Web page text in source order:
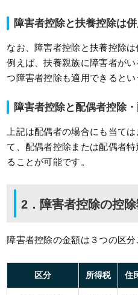
障害者控除と扶養控除は
なお、障害者控除と扶養控除は
例えば、扶養親族に障害者が
つ障害者控除も適用できるとい
障害者控除と配偶者控除
上記は配偶者の場合にも当て
て、配偶者控除または配偶者
ることが可能です。
2．障害者控除の控
障害者控除の金額は３つの区分
区分 所得税 住